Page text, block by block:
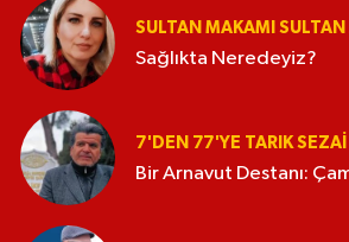
SULTAN MAKAMI SULTAN
Sağlıkta Neredeyiz?
7'DEN 77'YE TARIK SEZAI
Bir Arnavut Destanı: